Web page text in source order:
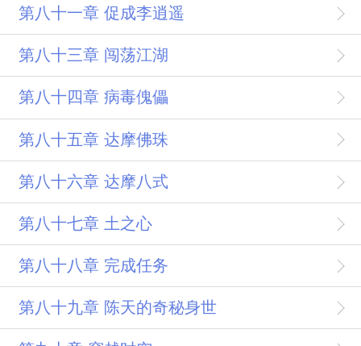
第八十一章 促成李逍遥
第八十三章 闯荡江湖
第八十四章 病毒傀儡
第八十五章 达摩佛珠
第八十六章 达摩八式
第八十七章 土之心
第八十八章 完成任务
第八十九章 陈天的奇秘身世